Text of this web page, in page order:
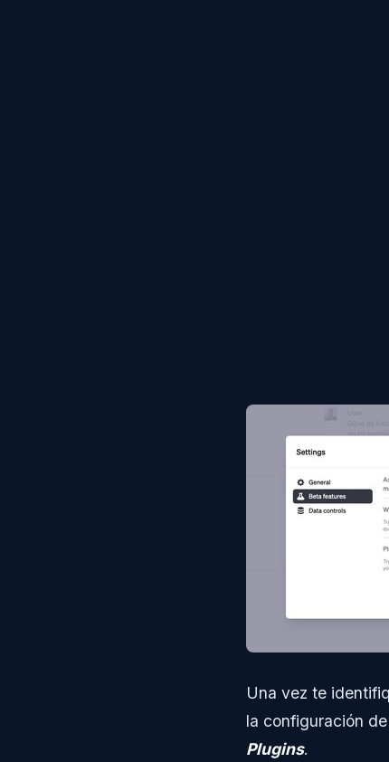
Una vez te
la configuración
Plugins.